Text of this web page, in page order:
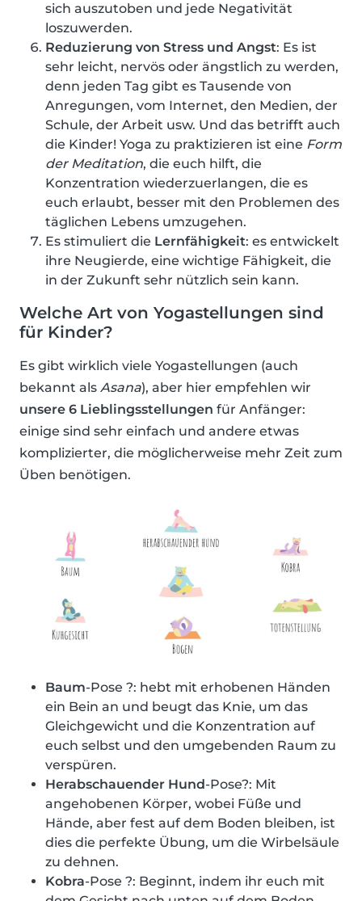
sich auszutoben und jede Negativität
loszuwerden.
Reduzierung von Stress und Angst: Es ist
sehr leicht, nervös oder ängstlich zu werden,
denn jeden Tag gibt es Tausende von
Anregungen, vom Internet, den Medien, der
Schule, der Arbeit usw. Und das betrifft auch
die Kinder! Yoga zu praktizieren ist eine Form
der Meditation, die euch hilft, die
Konzentration wiederzuerlangen, die es
euch erlaubt, besser mit den Problemen des
täglichen Lebens umzugehen.
Es stimuliert die Lernfähigkeit: es entwickelt
ihre Neugierde, eine wichtige Fähigkeit, die
in der Zukunft sehr nützlich sein kann.
Welche Art von Yogastellungen sind
für Kinder?
Es gibt wirklich viele Yogastellungen (auch
bekannt als Asana), aber hier empfehlen wir
unsere 6 Lieblingsstellungen für Anfänger:
einige sind sehr einfach und andere etwas
komplizierter, die möglicherweise mehr Zeit zum
Üben benötigen.
Baum-Pose ?: hebt mit erhobenen Händen
ein Bein an und beugt das Knie, um das
Gleichgewicht und die Konzentration auf
euch selbst und den umgebenden Raum zu
verspüren.
Herabschauender Hund-Pose?: Mit
angehobenen Körper, wobei Füße und
Hände, aber fest auf dem Boden bleiben, ist
dies die perfekte Übung, um die Wirbelsäule
zu dehnen.
Kobra-Pose ?: Beginnt, indem ihr euch mit